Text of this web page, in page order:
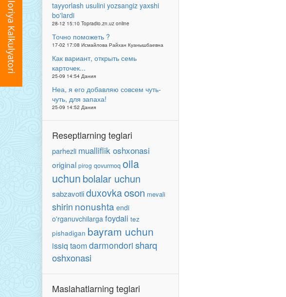
tayyorlash usulini yozsangiz yaxshi
bo'lardi
28-12 15:10 Topradio.zn.uz online
Точно поможеть ?
17-02 17:08 Исмайлова Райхан Куанышбаевна
Как вариант, открыть семь
карточек...
25-09 14:54 Дания
Неа, я его добавляю совсем чуть-
чуть, для запаха!
25-09 14:52 Дания
Reseptlarning teglari
parhezli mualliflik oshxonasi
original pirog qovurmoq oila
uchun bolalar uchun
sabzavotliduxovkaoson mevali
shirin nonushta endi
o'rganuvchilarga foydali tez
pishadigan bayram uchun
issiq taomdarmondori sharq
oshxonasi
Maslahatlarning teglari